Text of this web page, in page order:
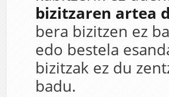
bizitzaren artea
bera bizitzen ez
edo bestela
bizitzak ez du
badu.